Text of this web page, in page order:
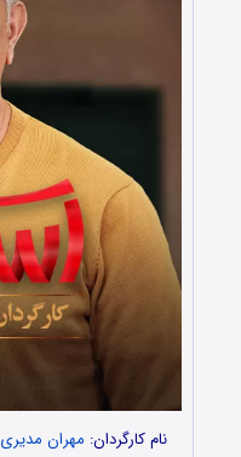
نام کارگردان: مهران مدیری